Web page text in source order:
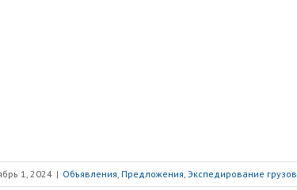
1, 2024 | Объявления Предложения Экспедирование грузов